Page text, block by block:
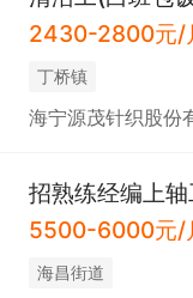
2430-2800元/
丁桥镇
海宁源茂针织股份
5500-6000元/
海昌街道